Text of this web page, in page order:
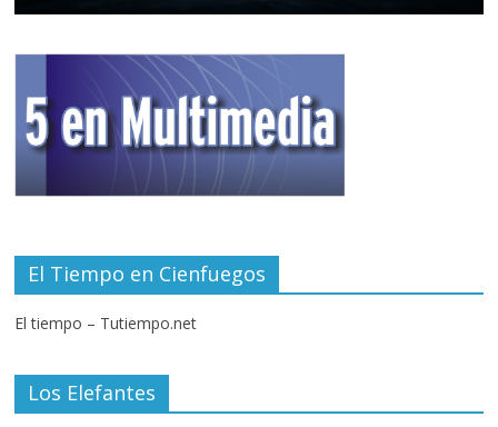
El Tiempo en Cienfuegos
El tiempo – Tutiempo.net
Los Elefantes